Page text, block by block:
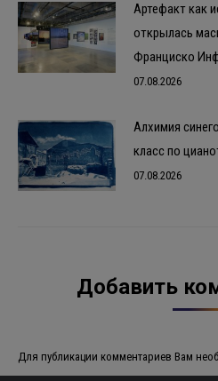
Артефакт как
открылась
Франциско
07.08.2026
Алхимия
класс по
07.08.2026
Добавить
Для публикации комментариев Вам